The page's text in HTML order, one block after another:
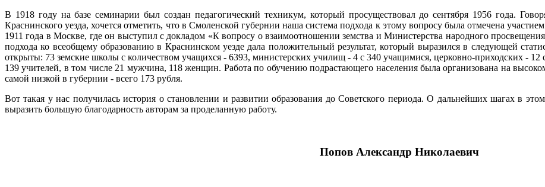
В 1918 году на базе семинарии был создан педагогический техникум, который просуществовал до сентября 1956 года.
Краснинского уезда, хочется отметить, что в Смоленской губернии наша система подхода к этому вопросу была отмечена
1911 года в Москве, где он выступил с докладом «К вопросу о взаимоотношении земства и Министерства народного
подхода ко всеобщему образованию в Краснинском уезде дала положительный результат, который выразился в следующей
открыты: 73 земские школы с количеством учащихся - 6393, министерских училищ - 4 с 340 учащимися, церковно-приходских -
139 учителей, в том числе 21 мужчина, 118 женщин. Работа по обучению подрастающего населения была организована на
самой низкой в губернии - всего 173 рубля.
Вот такая у нас получилась история о становлении и развитии образования до Советского периода. О дальнейших шагах в
выразить большую благодарность авторам за проделанную работу.
Попов Александр Николаевич